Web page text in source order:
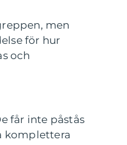
men
för hur
och
får inte påstås
komplettera